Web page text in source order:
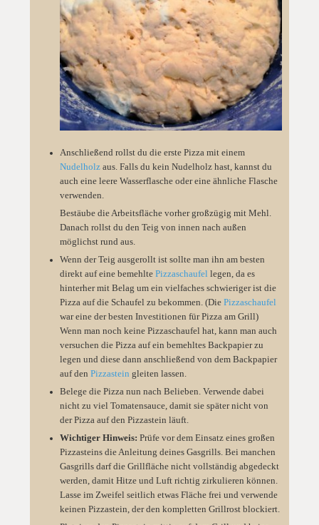
Anschließend rollst du die erste Pizza mit einem
Nudelholz aus. Falls du kein Nudelholz hast, kannst du
auch eine leere Wasserflasche oder eine ähnliche Flasche
verwenden.
Bestäube die Arbeitsfläche vorher großzügig mit Mehl.
Danach rollst du den Teig von innen nach außen
möglichst rund aus.
Wenn der Teig ausgerollt ist sollte man ihn am besten
direkt auf eine bemehlte Pizzaschaufel legen, da es
hinterher mit Belag um ein vielfaches schwieriger ist die
Pizza auf die Schaufel zu bekommen. (Die Pizzaschaufel
war eine der besten Investitionen für Pizza am Grill)
Wenn man noch keine Pizzaschaufel hat, kann man auch
versuchen die Pizza auf ein bemehltes Backpapier zu
legen und diese dann anschließend von dem Backpapier
auf den Pizzastein gleiten lassen.
Belege die Pizza nun nach Belieben. Verwende dabei
nicht zu viel Tomatensauce, damit sie später nicht von
der Pizza auf den Pizzastein läuft.
Wichtiger Hinweis: Prüfe vor dem Einsatz eines großen
Pizzasteins die Anleitung deines Gasgrills. Bei manchen
Gasgrills darf die Grillfläche nicht vollständig abgedeckt
werden, damit Hitze und Luft richtig zirkulieren können.
Lasse im Zweifel seitlich etwas Fläche frei und verwende
keinen Pizzastein, der den kompletten Grillrost blockiert.